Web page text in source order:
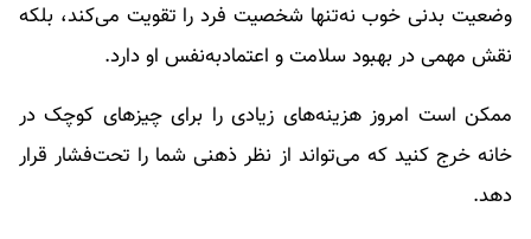
وضعیت بدنی خوب نه‌تنها شخصیت فرد را تقویت می‌کند، بلکه
نقش مهمی در بهبود سلامت و اعتمادبه‌نفس او دارد.
ممکن است امروز هزینه‌های زیادی را برای چیزهای کوچک در
خانه خرج کنید که می‌تواند از نظر ذهنی شما را تحت‌فشار قرار
دهد.